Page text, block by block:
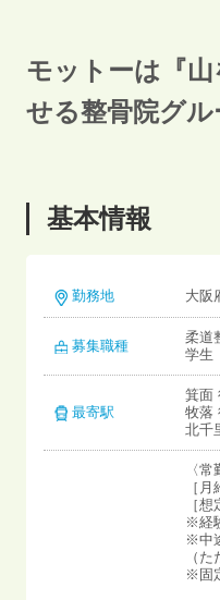
モットーは『
せる整骨院グル
基本情報
勤務地 大阪
募集職種
柔道
学生
最寄駅
箕面
牧落
北千
〈常
［
［
※経
※中
（
※固